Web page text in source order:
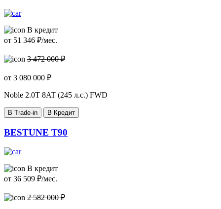
В кредит
от 51 346 ₽/мес.
3 472 000 ₽
от 3 080 000 ₽
Noble 2.0T 8AT (245 л.с.) FWD
В Trade-in В Кредит
BESTUNE T90
В кредит
от 36 509 ₽/мес.
2 582 000 ₽